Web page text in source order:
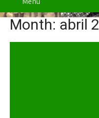
Month: abril